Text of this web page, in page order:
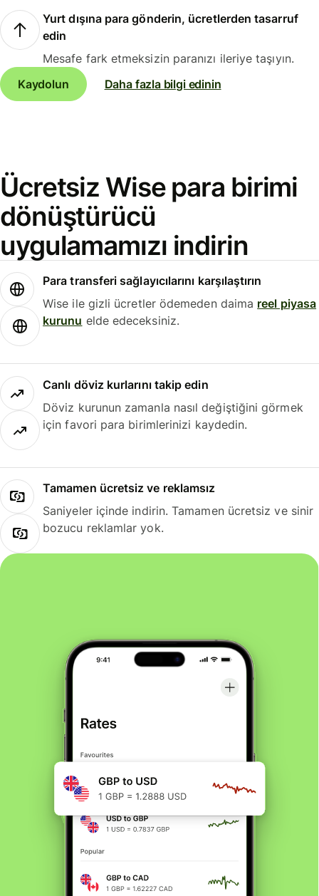
Yurt dışına para gönderin, ücretlerden tasarruf
edin
Mesafe fark etmeksizin paranızı ileriye taşıyın.
Kaydolun
Daha fazla bilgi edinin
Ücretsiz Wise para birimi
dönüştürücü
uygulamamızı indirin
Para transferi sağlayıcılarını karşılaştırın
Wise ile gizli ücretler ödemeden daima reel piyasa
kurunu elde edeceksiniz.
Canlı döviz kurlarını takip edin
Döviz kurunun zamanla nasıl değiştiğini görmek
için favori para birimlerinizi kaydedin.
Tamamen ücretsiz ve reklamsız
Saniyeler içinde indirin. Tamamen ücretsiz ve sinir
bozucu reklamlar yok.